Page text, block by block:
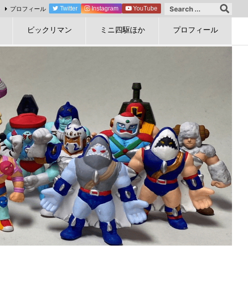
ビックリマン ミニ四駆ほか プロフィール
プロフィール Twitter Instagram YouTube